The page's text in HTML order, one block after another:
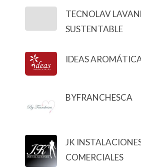
TECNOLAV
SUSTENTABLE
IDEAS
BYFRANCHESCA
JK
COMERCIALES